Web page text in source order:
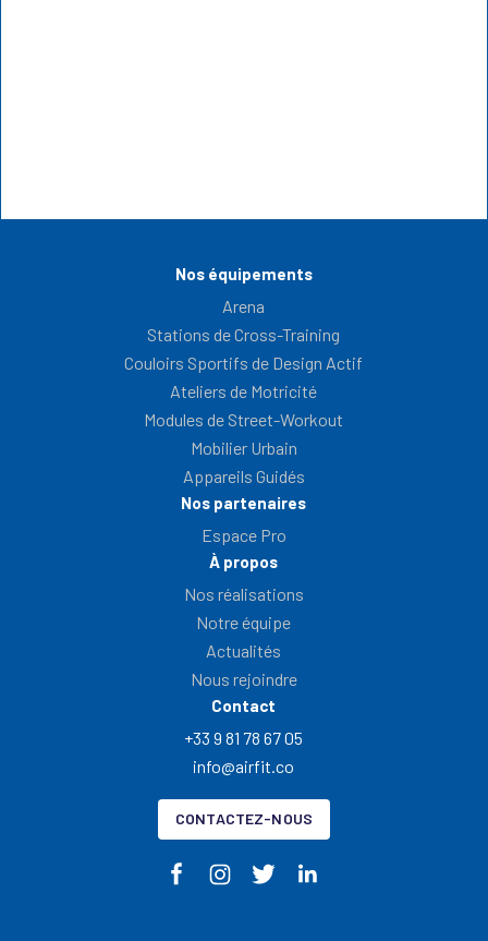
Nos équipements
Arena
Stations de Cross-Training
Couloirs Sportifs de Design Actif
Ateliers de Motricité
Modules de Street-Workout
Mobilier Urbain
Appareils Guidés
Nos partenaires
Espace Pro
À propos
Nos réalisations
Notre équipe
Actualités
Nous rejoindre
Contact
+33 9 81 78 67 05
info@airfit.co
CONTACTEZ-NOUS